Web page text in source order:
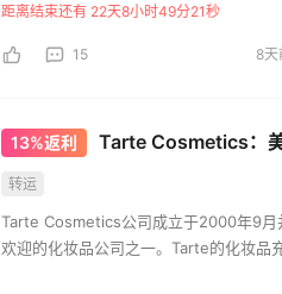
起来的产品。
距离结束还有 22天8小时49分20秒
15 8天
13%返利 Tarte Cosmetics：
转运
Tarte Cosmetics公司成立于2000年9月
欢迎的化妆品公司之一。Tarte的化妆品